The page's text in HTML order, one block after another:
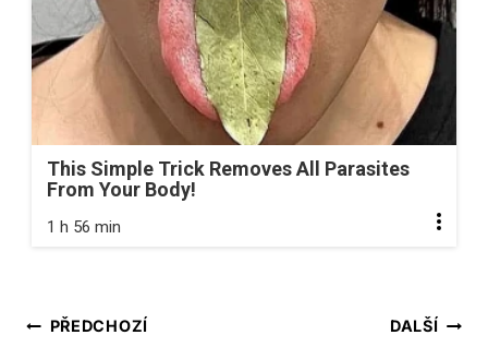
This Simple Trick Removes All Parasites
From Your Body!
1 h 56 min
Navigace
PŘEDCHOZÍ DALŠÍ